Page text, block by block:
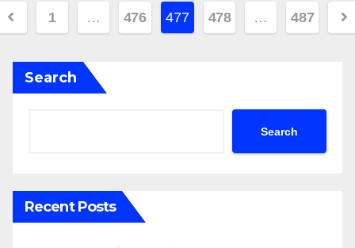
1 … 476 477 478 … 487
Search
Search
Recent Posts